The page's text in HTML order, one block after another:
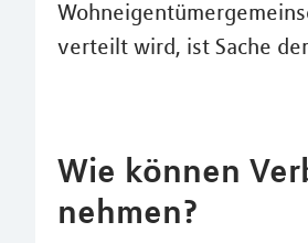
verteilt wird, ist Sache
Wie können
nehmen?